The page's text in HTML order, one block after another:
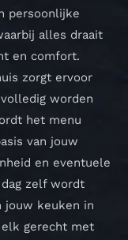
persoonlijke
alles draait
en comfort.
zorgt ervoor
worden
het menu
van jouw
en eventuele
zelf wordt
jouw keuken in
gerecht met